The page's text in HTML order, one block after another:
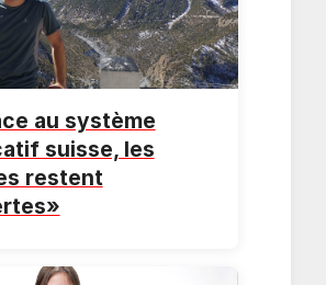
au système
suisse, les
restent